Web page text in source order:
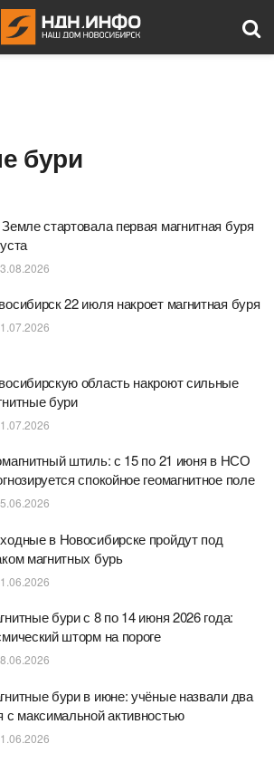
бури
стартовала первая магнитная буря
22 июля накроет магнитная буря
область накроют сильные
бури
штиль: с 15 по 21 июня в НСО
спокойное геомагнитное поле
в Новосибирске пройдут под
магнитных бурь
бури с 8 по 14 июня 2026 года:
шторм на пороге
бури в июне: учёные назвали два
с максимальной активностью